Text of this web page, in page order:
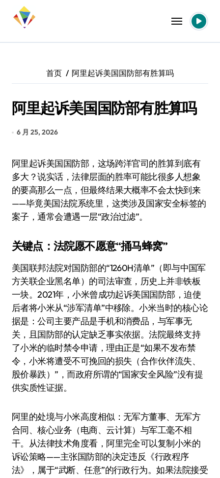
首页 阿里起诉美国国防部有胜算吗
阿里起诉美国国防部有胜算吗
6 月 25, 2026
阿里起诉美国国防部，这场跨洋官司的胜算到底有
多大？说实话，法律层面的胜率可能比很多人想象
的要高那么一点，但最终结果大概率不会太快到来
——毕竟美国法院系统里，这类涉及国家安全标签的
案子，通常会遭遇一层“政治过滤”。
关键点：法院愿不愿意“捅马蜂窝”
美国联邦法院对国防部的“1260H清单”（即与中国军
方关联企业黑名单）的司法审查，历史上并非铁板
一块。2021年，小米曾成功起诉美国国防部，迫使
后者将小米从“涉军清单”中移除。小米当时的核心论
据是：公司主要产品是手机和消费品，与军事无
关，且国防部的认定缺乏事实依据。法院最终支持
了小米的临时禁令申请，理由正是“如果不发布禁
令，小米将遭受不可挽回的损失（合作伙伴流失、
股价暴跌）”，而政府所谓的“国家安全风险”没有提
供实质性证据。
阿里的处境与小米高度相似：无军方董事、无军方
合同、核心业务（电商、云计算）与军工毫不相
干。从法律技术角度看，阿里完全可以复制小米的
诉讼策略——主张国防部的决定违反《行政程序
法》，属于“武断、任意”的行政行为。如果法院接受